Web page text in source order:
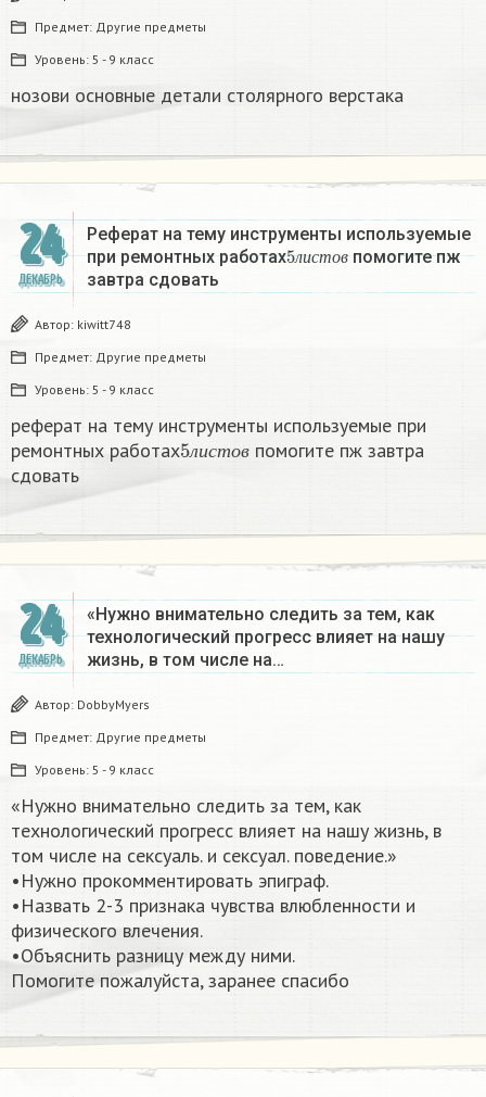
Предмет: Другие предметы
Уровень: 5 - 9 класс
нозови основные детали столярного верстака
24
ДЕКАБРЬ
Реферат на тему инструменты используемые
при ремонтных работах
листов
5
помогите пж
завтра сдовать​
Автор: kiwitt748
Предмет: Другие предметы
Уровень: 5 - 9 класс
реферат на тему инструменты используемые при
ремонтных работах
л ист ов
5листовпомогите пж завтра
сдовать​
24
ДЕКАБРЬ
«Нужно внимательно следить за тем, как
технологический прогресс влияет на нашу
жизнь, в том числе на…
Автор: DobbyMyers
Предмет: Другие предметы
Уровень: 5 - 9 класс
«Нужно внимательно следить за тем, как
технологический прогресс влияет на нашу жизнь, в
том числе на сексуаль. и сексуал. поведение.»
•Нужно прокомментировать эпиграф.
•Назвать 2-3 признака чувства влюбленности и
физического влечения.
•Объяснить разницу между ними.
Помогите пожалуйста, заранее спасибо​